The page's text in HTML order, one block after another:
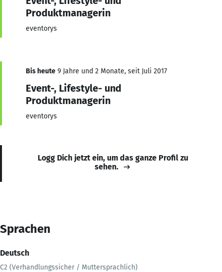
Produktmanagerin
eventorys
Bis heute 9 Jahre und 2 Monate, seit Juli 2017
Event-, Lifestyle- und
Produktmanagerin
eventorys
Logg Dich jetzt ein, um das ganze Profil zu
sehen.
Sprachen
Deutsch
C2 (Verhandlungssicher / Muttersprachlich)